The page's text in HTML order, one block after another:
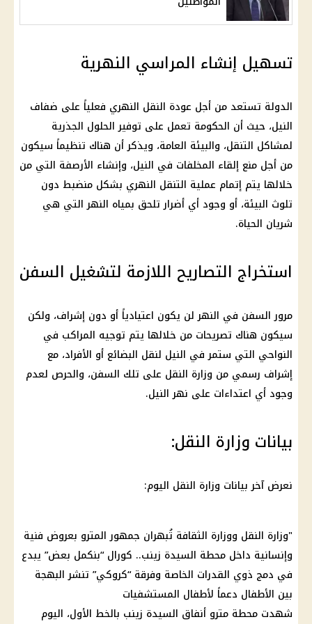
تسهيل إنشاء المراسي النهرية
الدولة تستعد من أجل عودة النقل النهري فعلياً على ضفاف
النيل، حيث أن الحكومة تعمل على توفير الحلول الجذرية
لمشاكل التنقل، والبيئة العامة، ويذكر أن هناك تنظيماً سيكون
من أجل منع إلقاء المخلفات في النيل، وإنشاء الأرصفة التي من
خلالها يتم إتمام عملية التنقل النهري بشكل منضبط دون
تلوث البيئة، أو وجود أي أضرار تلحق بمياه النهر التي هي
شريان الحياة.
استخراج التصاريح اللازمة لتشغيل السفن
مرور السفن في النهر لن يكون اعتيادياً أو دون إشراف، ولكن
سيكون هناك تصريحات من خلالها يتم توجيه المراكب في
النواحي التي ستمر في النيل لنقل البضائع أو الأفراد، مع
إشراف رسمي من وزارة النقل على تلك السفن، والحرص لعدم
وجود أي اعتداءات على نهر النيل.
بيانات وزارة النقل:
نعرض آخر بيانات وزارة النقل اليوم:
"وزارة النقل ووزارة الثقافة تُبهران جمهور المترو بعروض فنية
وإنسانية داخل محطة السيدة زينب.. كورال “بنكمل بعض” يبدع
في دمج ذوي القدرات الخاصة وفرقة “كروكي” تنشر البهجة
بين الأطفال دعماً لأطفال المستشفيات
شهدت محطة مترو أنفاق السيدة زينب بالخط الأول، اليوم